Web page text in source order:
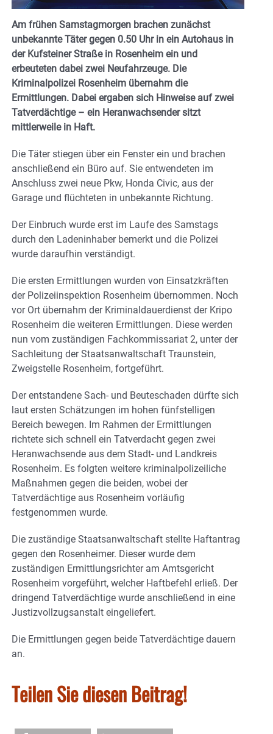
Am frühen Samstagmorgen brachen zunächst
unbekannte Täter gegen 0.50 Uhr in ein Autohaus in
der Kufsteiner Straße in Rosenheim ein und
erbeuteten dabei zwei Neufahrzeuge. Die
Kriminalpolizei Rosenheim übernahm die
Ermittlungen. Dabei ergaben sich Hinweise auf zwei
Tatverdächtige – ein Heranwachsender sitzt
mittlerweile in Haft.
Die Täter stiegen über ein Fenster ein und brachen
anschließend ein Büro auf. Sie entwendeten im
Anschluss zwei neue Pkw, Honda Civic, aus der
Garage und flüchteten in unbekannte Richtung.
Der Einbruch wurde erst im Laufe des Samstags
durch den Ladeninhaber bemerkt und die Polizei
wurde daraufhin verständigt.
Die ersten Ermittlungen wurden von Einsatzkräften
der Polizeiinspektion Rosenheim übernommen. Noch
vor Ort übernahm der Kriminaldauerdienst der Kripo
Rosenheim die weiteren Ermittlungen. Diese werden
nun vom zuständigen Fachkommissariat 2, unter der
Sachleitung der Staatsanwaltschaft Traunstein,
Zweigstelle Rosenheim, fortgeführt.
Der entstandene Sach- und Beuteschaden dürfte sich
laut ersten Schätzungen im hohen fünfstelligen
Bereich bewegen. Im Rahmen der Ermittlungen
richtete sich schnell ein Tatverdacht gegen zwei
Heranwachsende aus dem Stadt- und Landkreis
Rosenheim. Es folgten weitere kriminalpolizeiliche
Maßnahmen gegen die beiden, wobei der
Tatverdächtige aus Rosenheim vorläufig
festgenommen wurde.
Die zuständige Staatsanwaltschaft stellte Haftantrag
gegen den Rosenheimer. Dieser wurde dem
zuständigen Ermittlungsrichter am Amtsgericht
Rosenheim vorgeführt, welcher Haftbefehl erließ. Der
dringend Tatverdächtige wurde anschließend in eine
Justizvollzugsanstalt eingeliefert.
Die Ermittlungen gegen beide Tatverdächtige dauern
an.
Teilen Sie diesen Beitrag!